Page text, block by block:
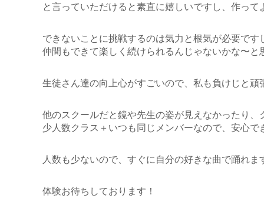
と言っていただけると素直に嬉しいですし、作って
できないことに挑戦するのは気力と根気が必要で
仲間もできて楽しく続けられるんじゃないかな〜と
生徒さん達の向上心がすごいので、私も負けじと頑
他のスクールだと鏡や先生の姿が見えなかったり
少人数クラス＋いつも同じメンバーなので、安心で
人数も少ないので、すぐに自分の好きな曲で踊れま
体験お待ちしております！